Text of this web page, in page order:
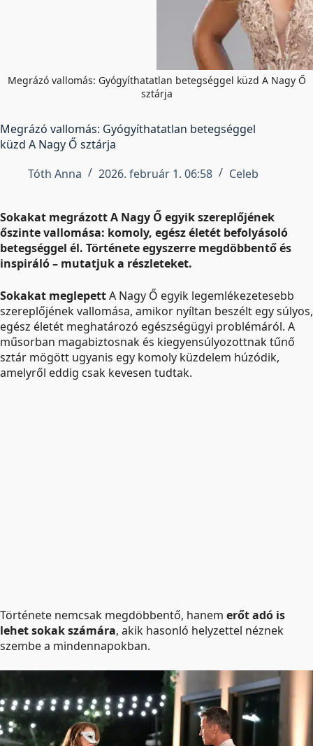
Megrázó vallomás: Gyógyíthatatlan betegséggel küzd A Nagy Ő
sztárja
Megrázó vallomás: Gyógyíthatatlan betegséggel
küzd A Nagy Ő sztárja
Tóth Anna
2026. február 1. 06:58 Celeb
Sokakat megrázott A Nagy Ő egyik szereplőjének
őszinte vallomása: komoly, egész életét befolyásoló
betegséggel él. Története egyszerre megdöbbentő és
inspiráló – mutatjuk a részleteket.
Sokakat meglepettA Nagy Ő egyik legemlékezetesebb
szereplőjének vallomása, amikor nyíltan beszélt egy súlyos,
egész életét meghatározó egészségügyi problémáról. A
műsorban magabiztosnak és kiegyensúlyozottnak tűnő
sztár mögött ugyanis egy komoly küzdelem húzódik,
amelyről eddig csak kevesen tudtak.
Története nemcsak megdöbbentő, hanem erőt adó is
lehet sokak számára, akik hasonló helyzettel néznek
szembe a mindennapokban.